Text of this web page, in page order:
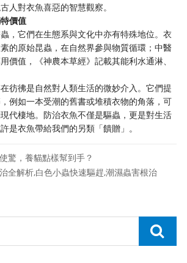
人對衣魚喜惡的智慧觀察。
價值
，它們在生態系與文化中亦有特殊地位。衣
的原始昆蟲，在自然界參與物質循環；中醫
價值，《神農本草經》記載其能利水通淋、
在彷彿是自然對人類生活的微妙介入。它們提
例如一本受潮的舊書或堆積衣物的角落，可
代棲地。防治衣魚不僅是驅蟲，更是對生活
衣魚帶給我們的另類「饋贈」。
驚，養貓點樣幫到手？
全解析,白色小蟲快速驅趕,潮濕蟲害根治